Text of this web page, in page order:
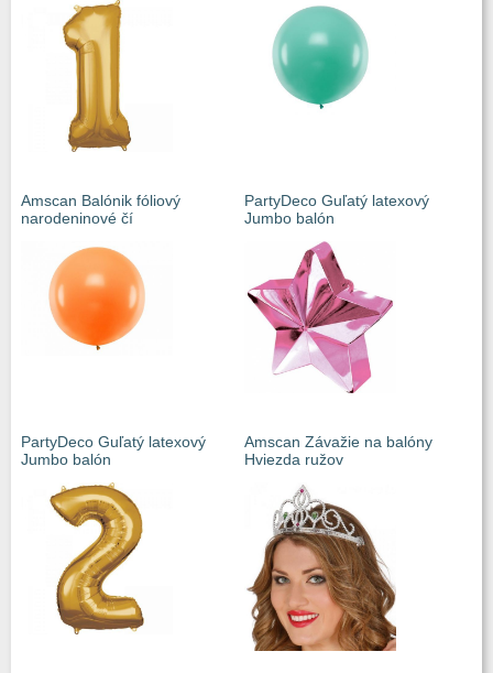
Amscan Balónik fóliový
narodeninové čí
PartyDeco Guľatý latexový
Jumbo balón
PartyDeco Guľatý latexový
Jumbo balón
Amscan Závažie na balóny
Hviezda ružov